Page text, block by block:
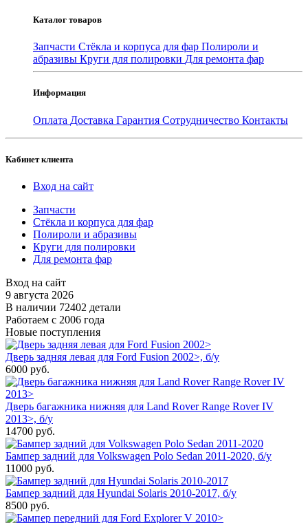
Каталог товаров
Запчасти Стёкла и корпуса для фар Полироли и
абразивы Круги для полировки Для ремонта фар
Информация
Оплата Доставка Гарантия Сотрудничество Контакты
Кабинет клиента
Вход на сайт
Запчасти
Стёкла и корпуса для фар
Полироли и абразивы
Круги для полировки
Для ремонта фар
Вход на сайт
9 августа 2026
В наличии 72402 детали
Работаем с 2006 года
Новые поступления
Дверь задняя левая для Ford Fusion 2002>, б/у
6000 руб.
Дверь багажника нижняя для Land Rover Range Rover IV
2013>, б/у
14700 руб.
Бампер задний для Volkswagen Polo Sedan 2011-2020, б/у
11000 руб.
Бампер задний для Hyundai Solaris 2010-2017, б/у
8500 руб.